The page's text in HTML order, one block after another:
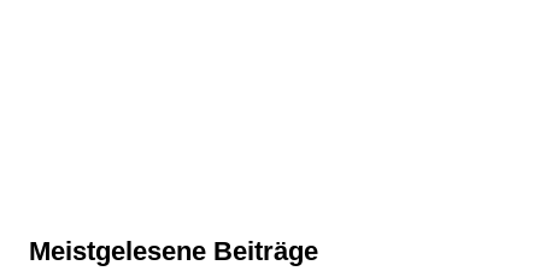
Meistgelesene Beiträge